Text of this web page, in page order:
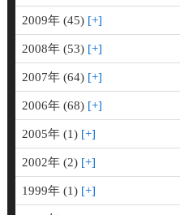
2009年 (45)
2008年 (53)
2007年 (64)
2006年 (68)
2005年 (1)
2002年 (2)
1999年 (1)